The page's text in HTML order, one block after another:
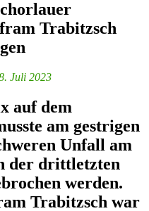
Trabitzsch
Juli 2023
auf dem
am gestrigen
Unfall am
der drittletzten
werden.
Trabitzsch war